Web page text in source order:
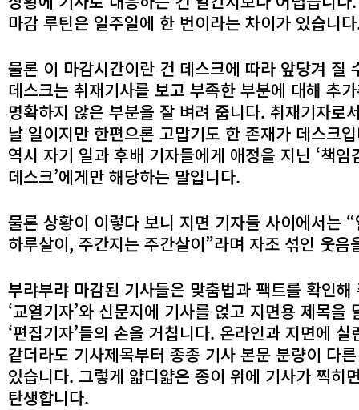
마감 루틴은 일주일에 한 번이라는 차이가 있습니
물론 이 마감시간이란 건 데스크에 따라 앞당겨 질
데스크는 취재기사를 보고 부족한 부분에 대해 추
명확하지 않은 부분을 잘 벼려 줍니다. 취재기자로
날 일이지만 한편으론 고맙기도 한 존재가 데스크
역시 자기 일과 후배 기자들에게 애정을 지닌 ‘책임
데스크’에게만 해당하는 말입니다.
물론 상황이 이렇다 보니 지면 기자들 사이에서는
하루살이, 주간지는 주간살이”라며 자조 섞인 웃음
부랴부랴 마감된 기사들은 맞춤법과 팩트를 확인해
‘교열기자’와 신문지에 기사를 얹고 지면용 제목을
‘편집기자’들의 손을 거칩니다. 온라인과 지면에
같더라도 기사제목부터 종종 기사 본문 분량이 다
있습니다. 그렇게 얇디얇은 종이 위에 기사가 찍히
탄생합니다.